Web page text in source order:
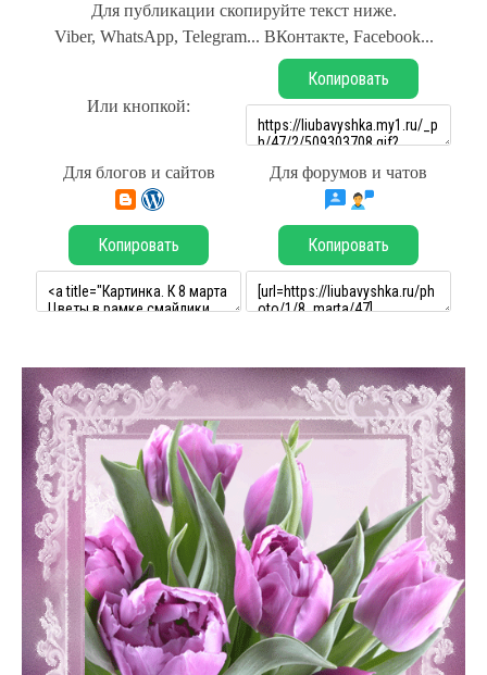
Для публикации скопируйте текст ниже.
Viber, WhatsApp, Telegram... ВКонтакте, Facebook...
Или кнопкой:
Копировать
Для блогов и сайтов Для форумов и чатов
Копировать Копировать